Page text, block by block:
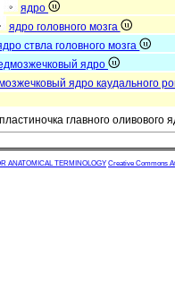
ядро
ядро головного мозга
ствла головного мозга
ядро
ядро каудального
главного оливового
ANATOMICAL TERMINOLOGY Creative Commons